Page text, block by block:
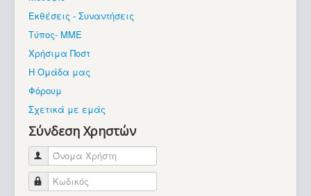
Βρίσκεστε εδώ:
Εκθέσεις - Συναντήσεις
Τύπος- ΜΜΕ
Χρήσιμα Ποστ
Η Ομάδα μας
Φόρουμ
Σχετικά με εμάς
Σύνδεση Χρηστών
Όνομα Χρήστη
Κωδικός